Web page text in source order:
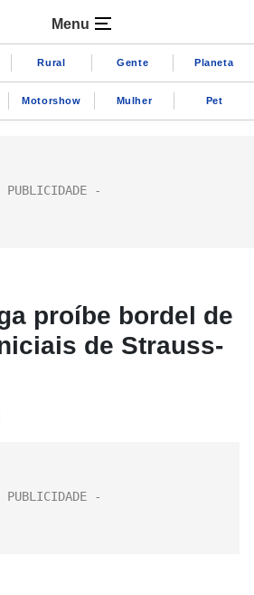
Menu
Rural Gente Planeta
Motorshow Mulher Pet
proíbe bordel de
de Strauss-